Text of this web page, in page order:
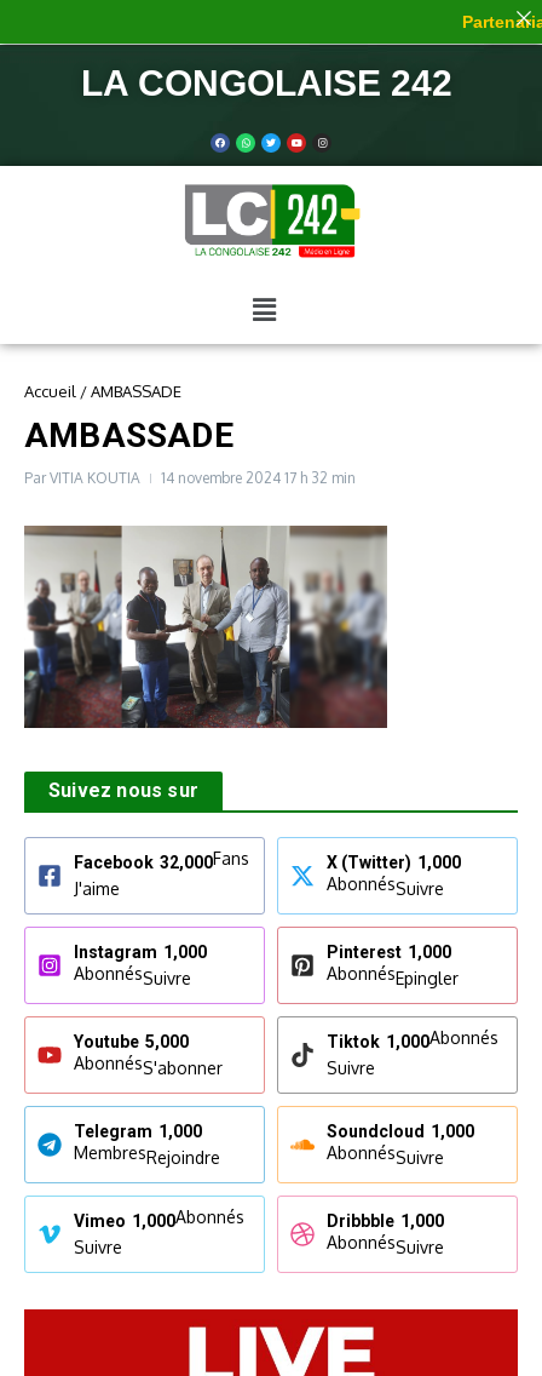
LA CONGOLAISE 242
Accueil /AMBASSADE
AMBASSADE
ParVITIA KOUTIA 14 novembre 2024 17 h 32 min
Suivez nous sur
Facebook 32,000Fans
J'aime
X (Twitter) 1,000
AbonnésSuivre
Instagram 1,000
AbonnésSuivre
Pinterest 1,000
AbonnésEpingler
Youtube 5,000
AbonnésS'abonner
Tiktok 1,000Abonnés
Suivre
Telegram 1,000
MembresRejoindre
Soundcloud 1,000
AbonnésSuivre
Vimeo 1,000Abonnés
Suivre
Dribbble 1,000
AbonnésSuivre